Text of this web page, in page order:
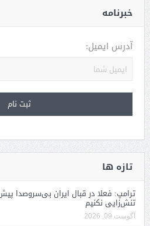
خبرنامه
آدرس ایمیل:
تازه ها
ترامپ: فعلا در قبال ایران بی‌سروصدا
تنش‌زایی نکنیم
آگوست 09, 2026